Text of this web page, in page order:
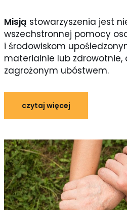
Misją stowarzyszenia jest
wszechstronnej pomocy
i środowiskom
materialnie lub zdrowotnie,
zagrożonym ubóstwem.
czytaj więcej